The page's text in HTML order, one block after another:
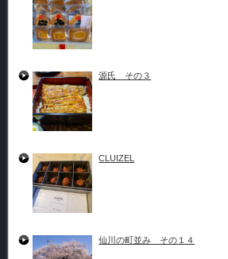
源氏 その３
CLUIZEL
仙川の町並み その１４